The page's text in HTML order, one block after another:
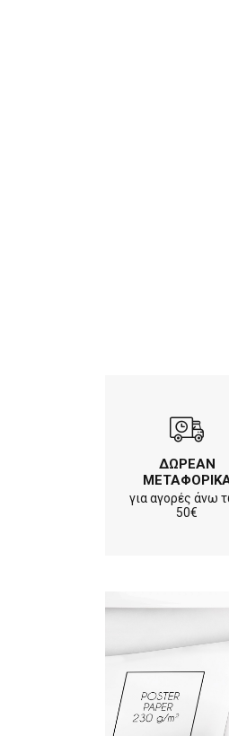
ΔΩΡΕΑΝ
για αγορές άνω
50€